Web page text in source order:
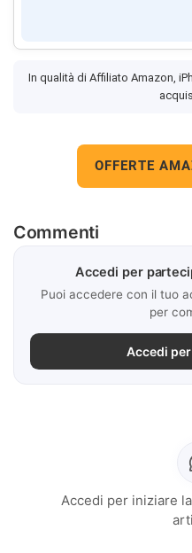
In qualità di Affiliato Amazon,
OFFERTE
Commenti
Accedi per
Puoi accedere con il tuo
per
Accedi
Accedi per iniziare